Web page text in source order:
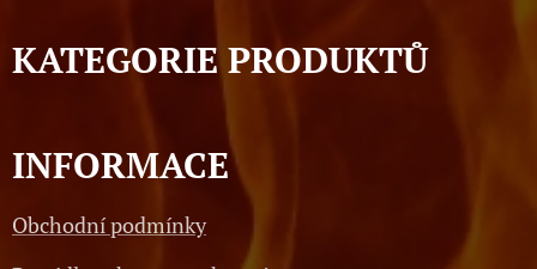
KATEGORIE PRODUKTŮ
INFORMACE
Obchodní podmínky